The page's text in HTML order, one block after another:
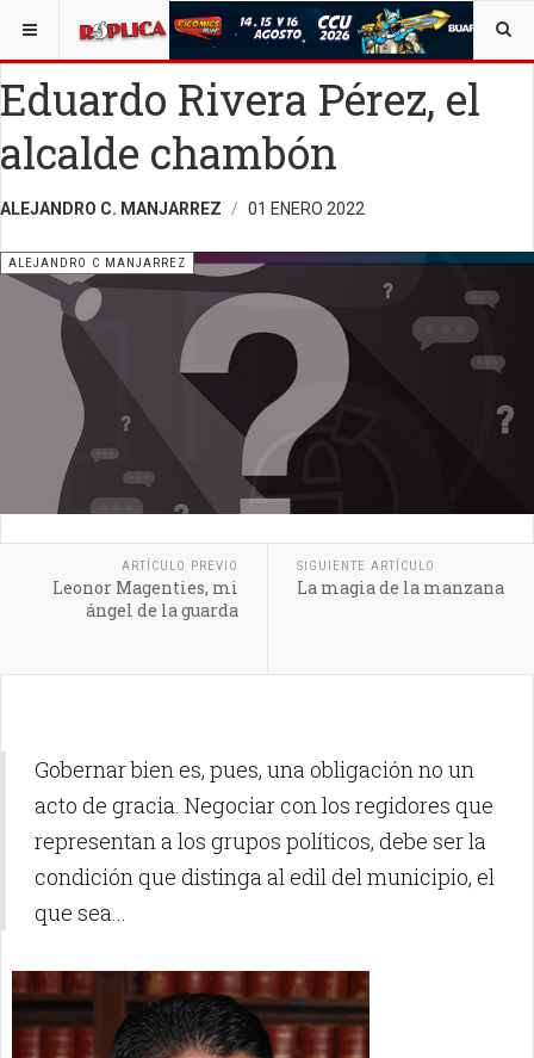
ESTÁ AQUÍ: ALEJANDRO C. MANJARREZ
Eduardo Rivera Pérez, el
alcalde chambón
ALEJANDRO C. MANJARREZ 01 ENERO 2022
ALEJANDRO C MANJARREZ
ARTÍCULO PREVIO
Leonor Magenties, mi
ángel de la guarda
SIGUIENTE ARTÍCULO
La magia de la manzana
Gobernar bien es, pues, una obligación no un
acto de gracia. Negociar con los regidores que
representan a los grupos políticos, debe ser la
condición que distinga al edil del municipio, el
que sea...